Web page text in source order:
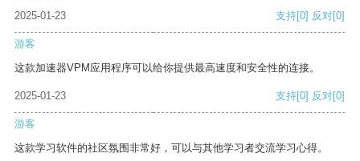
2025-01-23
支持[0] 反对[0]
游客
这款加速器VPM应用程序可以给你提供最高速度和安全性的连接。
2025-01-23 支持[0] 反对[0]
游客
这款学习软件的社区氛围非常好，可以与其他学习者交流学习心得。